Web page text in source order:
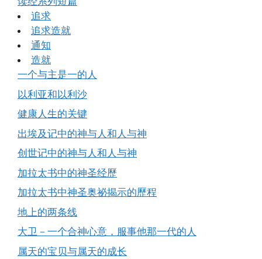
追求
追求造就
通知
造就
一个与主是一的人
以利亚和以利沙
健康人生的关键
出埃及记中的神与人和人与神
创世记中的神与人和人与神
加拉太书中的神圣经歷
加拉太书中神圣奥祕揭示的歷程
地上的两条线
大卫－一个合神心意，服事他那一代的人
属天的宝贝与属天的成长